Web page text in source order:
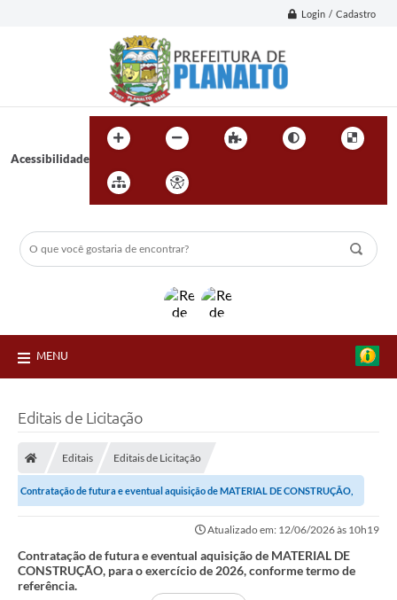
Login / Cadastro
Acessibilidade
MENU
Editais de Licitação
Editais Editais de Licitação
Contratação de futura e eventual aquisição de MATERIAL DE CONSTRUÇÃO,
Atualizado em: 12/06/2026 às 10h19
Contratação de futura e eventual aquisição de MATERIAL DE
CONSTRUÇÃO, para o exercício de 2026, conforme termo de
referência.